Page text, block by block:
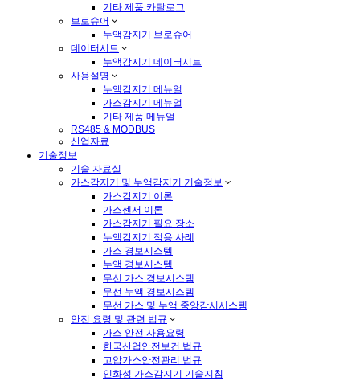
기타 제품 카탈로그
브로슈어
누액감지기 브로슈어
데이터시트
누액감지기 데이터시트
사용설명
누액감지기 메뉴얼
가스감지기 메뉴얼
기타 제품 메뉴얼
RS485 & MODBUS
산업자료
기술정보
기술 자료실
가스감지기 및 누액감지기 기술정보
가스감지기 이론
가스센서 이론
가스감지기 필요 장소
누액감지기 적용 사례
가스 경보시스템
누액 경보시스템
무선 가스 경보시스템
무선 누액 경보시스템
무선 가스 및 누액 중앙감시시스템
안전 요령 및 관련 법규
가스 안전 사용요령
한국산업안전보건 법규
고압가스안전관리 법규
인화성 가스감지기 기술지침